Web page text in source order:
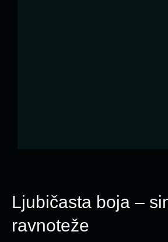
Ljubičasta boja –
ravnoteže